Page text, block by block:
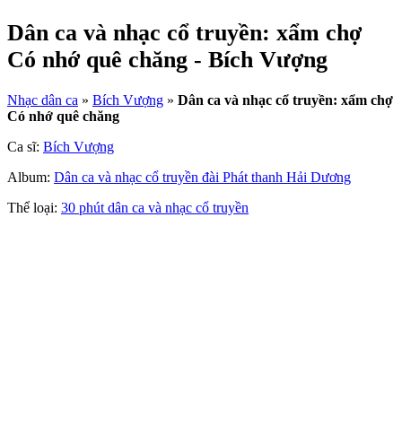
Dân ca và nhạc cổ truyền: xẩm chợ
Có nhớ quê chăng - Bích Vượng
Nhạc dân ca » Bích Vượng » Dân ca và nhạc cổ truyền: xẩm chợ
Có nhớ quê chăng
Ca sĩ: Bích Vượng
Album: Dân ca và nhạc cổ truyền đài Phát thanh Hải Dương
Thể loại: 30 phút dân ca và nhạc cổ truyền